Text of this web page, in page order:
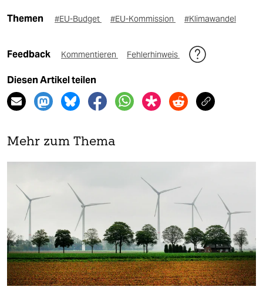
Themen #EU-Budget #EU-Kommission #Klimawandel
Feedback Kommentieren Fehlerhinweis
Diesen Artikel teilen
Mehr zum Thema